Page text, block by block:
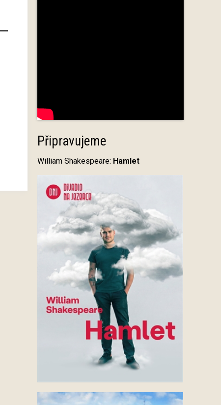
Připravujeme
William Shakespeare: Hamlet